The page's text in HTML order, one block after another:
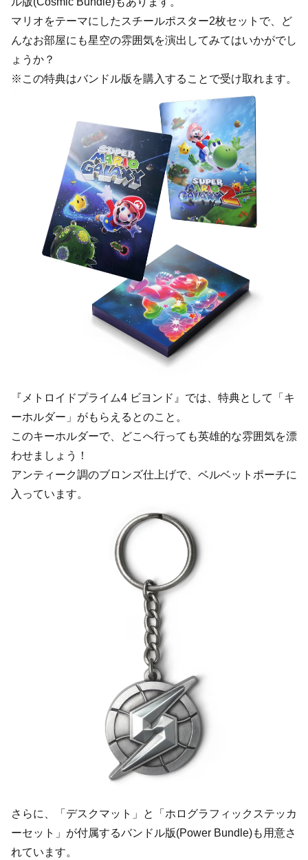
マリオをテーマにしたスチールポスター2枚セットで、ど
んなお部屋にも星空の雰囲気を演出してみてはいかがでし
ょうか？
※この特典はバンドル版を購入することで受け取れます。
『メトロイドプライム4 ビヨンド』では、特典として「キ
ーホルダー」がもらえるとのこと。
このキーホルダーで、どこへ行っても英雄的な雰囲気を漂
わせましょう！
アンティーク調のブロンズ仕上げで、ベルベットポーチに
入っています。
さらに、「デスクマット」と「ホログラフィックステッカ
ーセット」が付属するバンドル版(Power Bundle)も用意さ
れています。